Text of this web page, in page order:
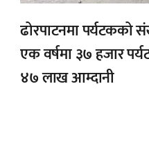
ढोरपाटनमा पर्यटकको
एक वर्षमा ३७ हजार
४७ लाख आम्दानी